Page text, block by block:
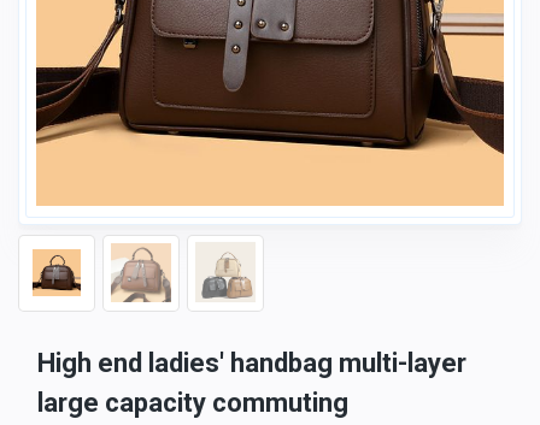
High end ladies' handbag multi-layer
large capacity commuting